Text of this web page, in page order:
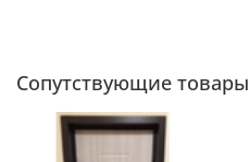
Сопутствующие товары